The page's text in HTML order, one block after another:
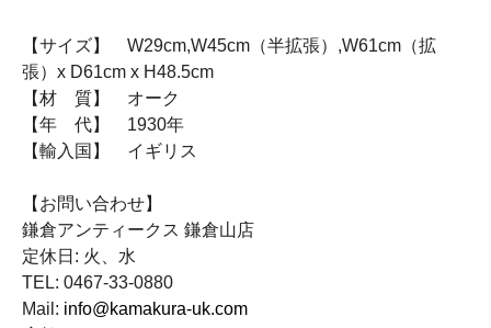
【サイズ】 W29cm,W45cm（半拡張）,W61cm（拡
張）x D61cm x H48.5cm
【材 質】 オーク
【年 代】 1930年
【輸入国】 イギリス
【お問い合わせ】
鎌倉アンティークス 鎌倉山店
定休日: 火、水
TEL: 0467-33-0880
Mail: info@kamakura-uk.com